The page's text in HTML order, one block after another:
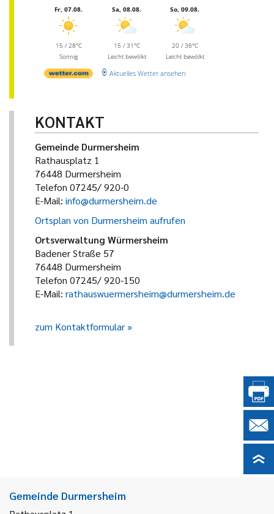
Fr, 07.08.
15 / 28°C
Sonnig
Sa, 08.08.
15 / 31°C
Leicht bewölkt
So, 09.08.
20 / 36°C
Leicht bewölkt
Aktuelles Wetter ansehen
KONTAKT
Gemeinde Durmersheim
Rathausplatz 1
76448 Durmersheim
Telefon 07245/ 920-0
E-Mail: info@durmersheim.de
Ortsplan von Durmersheim aufrufen
Ortsverwaltung Würmersheim
Badener Straße 57
76448 Durmersheim
Telefon 07245/ 920-150
E-Mail: rathauswuermersheim@durmersheim.de
zum Kontaktformular
Gemeinde Durmersheim